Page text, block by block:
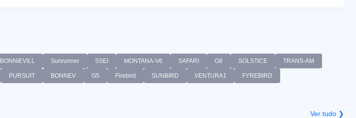
BONNIEVILL Sunrunner SSEI MONTANA-V6 SAFARI G8 SOLSTICE TRANS-AM
PURSUIT BONNEV G5 Firebird SUNBIRD VENTURA1 FYREBIRD
Ver tudo ❯